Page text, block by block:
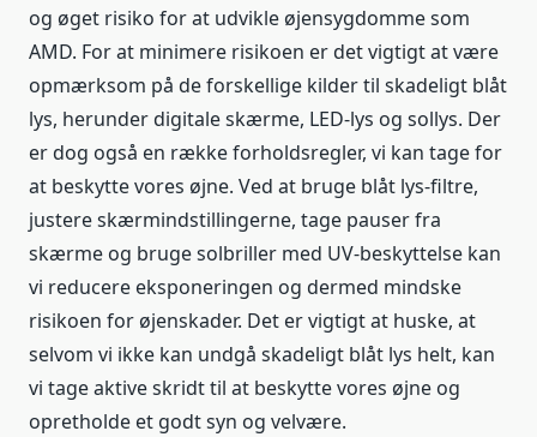
og øget risiko for at udvikle øjensygdomme som
AMD. For at minimere risikoen er det vigtigt at være
opmærksom på de forskellige kilder til skadeligt blåt
lys, herunder digitale skærme, LED-lys og sollys. Der
er dog også en række forholdsregler, vi kan tage for
at beskytte vores øjne. Ved at bruge blåt lys-filtre,
justere skærmindstillingerne, tage pauser fra
skærme og bruge solbriller med UV-beskyttelse kan
vi reducere eksponeringen og dermed mindske
risikoen for øjenskader. Det er vigtigt at huske, at
selvom vi ikke kan undgå skadeligt blåt lys helt, kan
vi tage aktive skridt til at beskytte vores øjne og
opretholde et godt syn og velvære.